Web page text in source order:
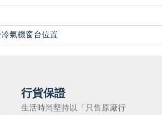
氣機窗台位置
行貨保證
生活時尚堅持以「只售原廠行